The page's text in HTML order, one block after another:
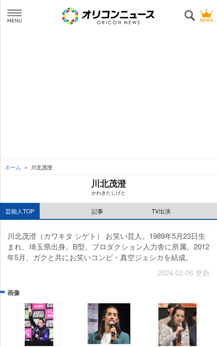
ホーム 川北茂澄
川北茂澄
かわきたしげと
芸能人TOP 記事 TV出演
川北茂澄（カワキタ シゲト） お笑い芸人。1989年5月23日生
まれ、埼玉県出身。B型。プロダクション人力舎に所属。2012
年5月、ガクと共にお笑いコンビ・真空ジェシカを結成。
2024-02-06 更新
画像